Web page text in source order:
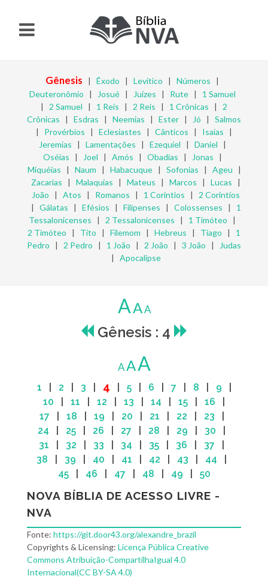
Gênesis | Êxodo | Levítico | Números |
Deuteronômio | Josué| Juízes | Rute| 1 Samuel
| 2 Samuel | 1 Reis | 2 Reis | 1 Crônicas | 2
Crônicas | Esdras | Neemias | Ester | Jó | Salmos
| Provérbios | Eclesiastes | Cânticos | Isaías |
Jeremias | Lamentações | Ezequiel | Daniel |
Oséias | Joel | Amós | Obadias | Jonas |
Miquéias | Naum | Habacuque| Sofonias | Ageu |
Zacarias | Malaquias | Mateus | Marcos | Lucas |
João | Atos | Romanos | 1 Coríntios | 2 Coríntios
| Gálatas | Efésios | Filipenses | Colossenses | 1
Tessalonicenses | 2 Tessalonicenses | 1 Timóteo |
2 Timóteo | Tito | Filemom | Hebreus | Tiago | 1
Pedro | 2 Pedro | 1 João | 2 João | 3 João |
Judas
| Apocalipse
AAA
Gênesis : 4
AAA
1 2 3 4 5| 6 7 8 9
10
11 12 13 14 15 16
17
18 19 20 21 22 23
24
25 26 27 28 29 30
31
32 33 34 35 36 37
38
39 40 41 42 43 44
45| 46 47 48 49 50
NOVA BÍBLIA DE ACESSO LIVRE -
NVA
Fonte: https://git.door43.org/alexandre_brazil
Copyrights & Licensing: Licença Pública Creative
Commons Atribuição-CompartilhaIgual 4.0
Internacional(CC BY-SA 4.0)